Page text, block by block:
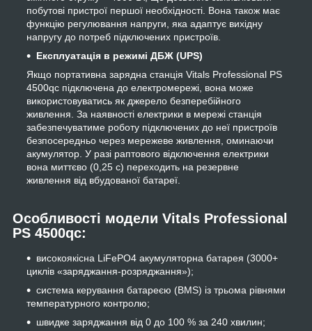
побутові пристрої першої необхідності. Вона також має
функцію регулювання напруги, яка адаптує вихідну
напругу до потреб підключених пристроїв.
Експлуатація в режимі ДБЖ (UPS)
Якщо портативна зарядна станція Vitals Professional PS
4500qc підключена до електромережі, вона може
використовуватись як джерело безперебійного
живлення. За наявності електрики в мережі станція
забезпечуватиме роботу підключених до неї пристроїв
безпосередньо через мережеве живлення, оминаючи
акумулятор. У разі раптового відключення електрики
вона миттєво (0,25 с) переходить на резервне
живлення від вбудованої батареї.
Особливості модели Vitals Professional
PS 4500qc:
високоякісна LiFePO4 акумуляторна батарея (3000+
циклів «заряджання-розряджання»);
система керування батареєю (BMS) із трьома рівнями
температурного контролю;
швидке заряджання від 0 до 100 % за 240 хвилин;